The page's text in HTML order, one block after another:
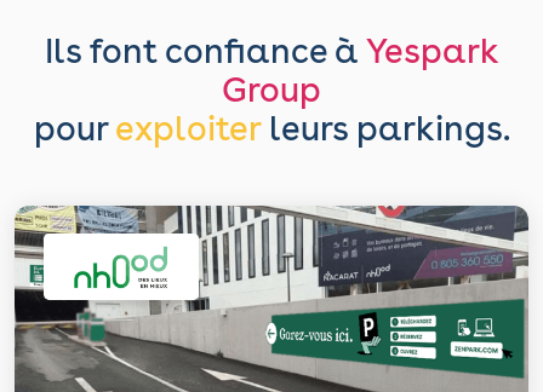
Ils font confiance à Yespark
Group
pourexploiterleurs parkings.